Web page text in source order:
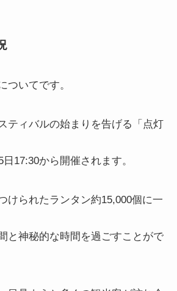
ついてです。
ティバルの始まりを告げる「点灯
17:30から開催されます。
けられたランタン約15,000個に一
と神秘的な時間を過ごすことがで